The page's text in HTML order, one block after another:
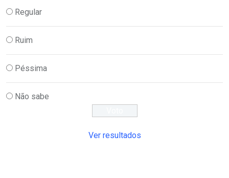
Regular
Ruim
Péssima
Não sabe
Ver resultados